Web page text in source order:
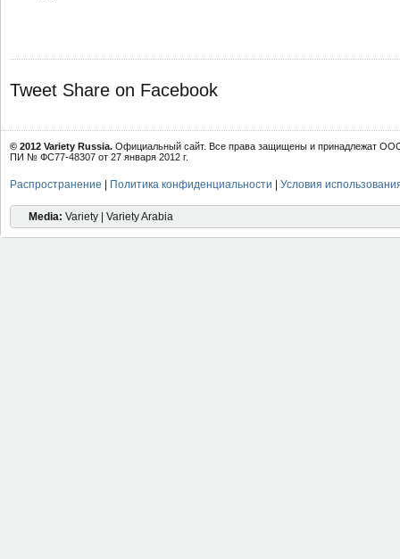
Tweet Share on Facebook
© 2012 Variety Russia. Официальный сайт. Все права защищены и принадлежат
ПИ № ФС77-48307 от 27 января 2012 г.
Распространение | Политика конфиденциальности | Условия
Media: Variety | Variety Arabia